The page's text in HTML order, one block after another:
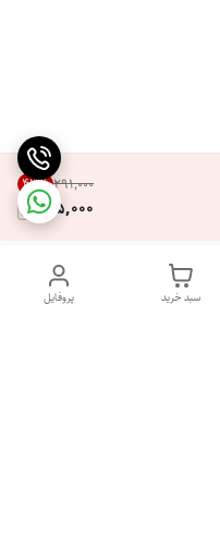
۲۹۱٬۰۰۰ 43%
165,000
پروفایل سبد خرید